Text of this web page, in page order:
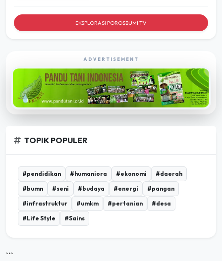
EKSPLORASI POROSBUMI TV
ADVERTISEMENT
TOPIK POPULER
#pendidikan #humaniora #ekonomi
#daerah
#bumn
#seni #budaya #energi
#pangan
#infrastruktur
#umkm #pertanian
#desa
#Life Style
#Sains
```